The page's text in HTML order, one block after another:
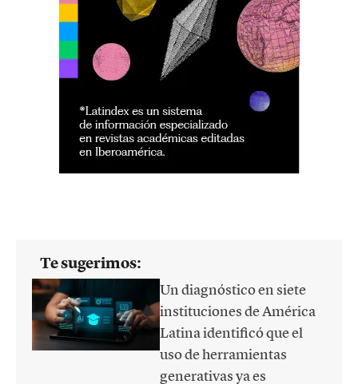
Te sugerimos:
Un diagnóstico en siete
instituciones de América
Latina identificó que el
uso de herramientas
generativas ya es